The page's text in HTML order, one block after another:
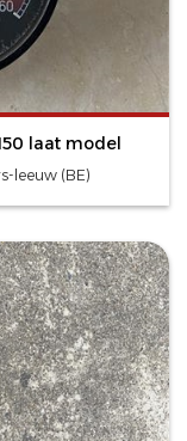
laat model
leeuw (BE)